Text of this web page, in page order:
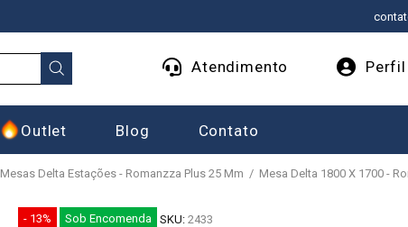
Atendimento Perfil
Outlet Blog Contato
Mesas Delta Estações - Romanzza Plus 25 Mm Mesa Delta 1800 X 1700 -
- 13% Sob Encomenda SKU: 2433